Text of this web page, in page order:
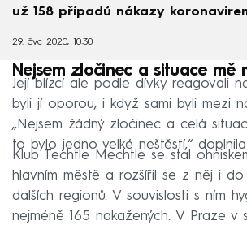
už 158 případů nákazy
29. čvc 2020, 10:30
Nejsem zločinec a situace mě
Její blízcí ale podle dívky reagovali
byli jí oporou, i když sami byli mezi
„Nejsem žádný zločinec a celá
to bylo jedno velké neštěstí,“
Klub Techtle Mechtle se stal
hlavním městě a rozšířil se z něj i do
dalších regionů. V souvislosti s ním
nejméně 165 nakažených. V Praze v